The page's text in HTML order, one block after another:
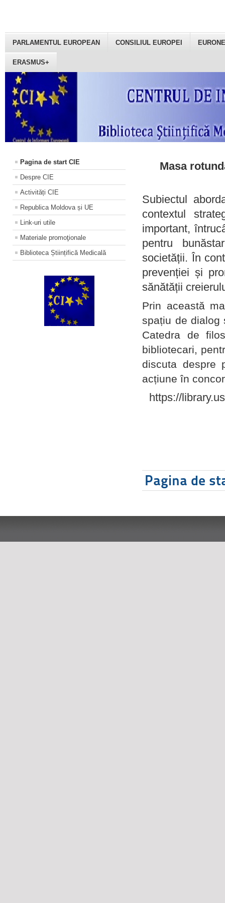
PARLAMENTUL EUROPEAN CONSILIUL EUROPEI
ERASMUS+
Pagina de start CIE
Despre CIE
Activități CIE
Republica Moldova și UE
Link-uri utile
Materiale promoţionale
Biblioteca Științifică Medicală
Masa
Subiectul
contextul
important,
pentru
societății. În
prevenției și
sănătății
Prin această
spațiu de dialog
Catedra de
bibliotecari,
discuta despre
acțiune în
https://
Pagina de